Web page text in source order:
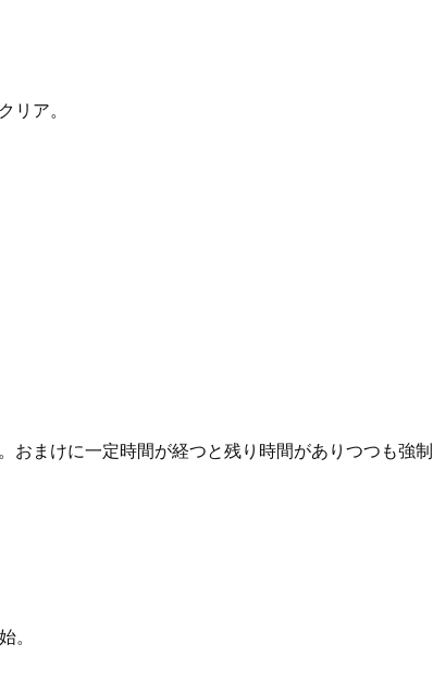
リア。
おまけに一定時間が経つと残り時間がありつつも強制
。